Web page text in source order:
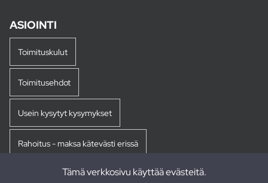
ASIOINTI
Toimituskulut
Toimitusehdot
Usein kysytyt kysymykset
Rahoitus - maksa kätevästi erissä
Tämä verkkosivu käyttää evästeitä.